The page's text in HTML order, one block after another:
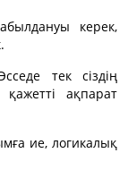
керек,
тек сіздің
ақпарат
ие, логикалық